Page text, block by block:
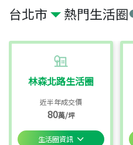
台北市 熱門生活圈
林森北路生活圈
近半年成交價
80萬/坪
生活圈資訊